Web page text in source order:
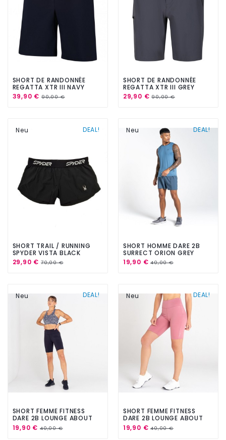
SHORT DE RANDONNÉE
REGATTA XTR III NAVY
39,90 € 90,00 €
SHORT DE RANDONNÉE
REGATTA XTR III GREY
29,90 €90,00 €
DEAL!
Neu
SHORT TRAIL / RUNNING
SPYDER VISTA BLACK
29,90 € 70,00 €
DEAL!
Neu
SHORT HOMME DARE 2B
SURRECT ORION GREY
19,90 €40,00 €
DEAL!
Neu
SHORT FEMME FITNESS
DARE 2B LOUNGE ABOUT
SHORT BLACK
19,90 € 40,00 €
DEAL!
Neu
SHORT FEMME FITNESS
DARE 2B LOUNGE ABOUT
SHORT MESA ROSE
19,90 €40,00 €